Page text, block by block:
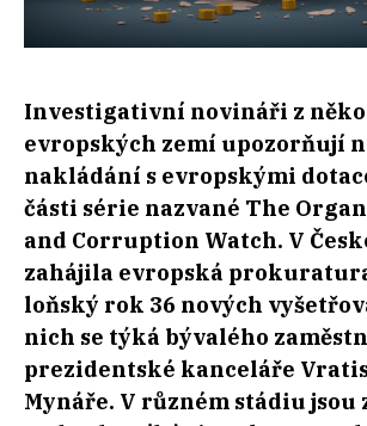
Investigativní novináři z
evropských zemí upozorňují
nakládání s evropskými
části série nazvané The
and Corruption Watch. V
zahájila evropská prokuratura
loňský rok 36 nových
nich se týká bývalého
prezidentské kanceláře
Mynáře. V různém stádiu jsou